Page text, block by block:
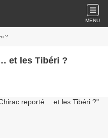
MENU
?
et les Tibéri ?